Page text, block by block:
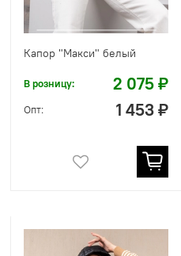
Капор "Макси" белый
В розницу: 2 075 ₽
Опт: 1 453 ₽